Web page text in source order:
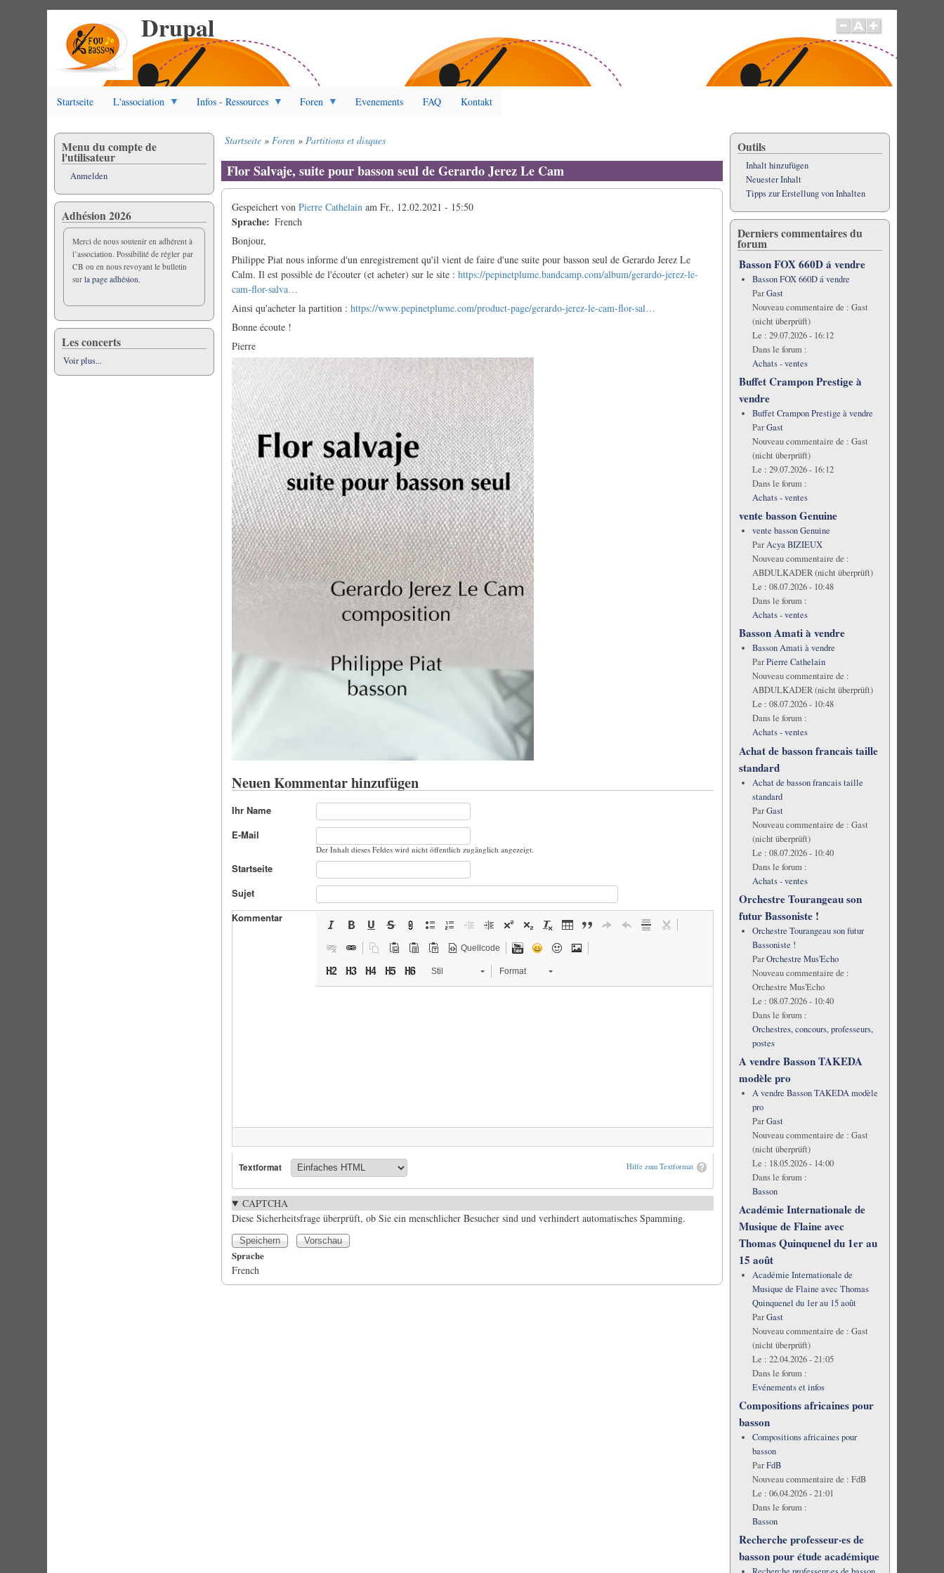
Drupal
Startseite L'association Infos - Ressources Foren Evenements FAQ Kontakt
Startseite Foren Partitions et disques
Flor Salvaje, suite pour basson seul de Gerardo Jerez Le Cam
Gespeichert vonPierre Cathelain amFr., 12.02.2021 - 15:50
Sprache
French
Bonjour,
Philippe Piat nous informe d'un enregistrement qu'il vient de faire d'une suite pour basson seul de Gerardo Jerez Le
Calm. Il est possible de l'écouter (et acheter) sur le site :https://pepinetplume.bandcamp.com/album/gerardo-jerez-le-
cam-flor-salva…
Ainsi qu'acheter la partition :https://www.pepinetplume.com/product-page/gerardo-jerez-le-cam-flor-sal…
Bonne écoute !
Pierre
Neuen Kommentar hinzufügen
Ihr Name
E-Mail
Der Inhalt dieses Feldes wird nicht öffentlich zugänglich angezeigt.
Startseite
Sujet
Kommentar
Quellcode
Stil Format
Hilfe zum Textformat
Textformat
CAPTCHA
Diese Sicherheitsfrage überprüft, ob Sie ein menschlicher Besucher sind und verhindert automatisches Spamming.
Sprache
French
Menu du compte de
l'utilisateur
Anmelden
Adhésion 2026
Merci de nous soutenir en adhérent à
l’association. Possibilité de régler par
CB ou en nous revoyant le bulletin
surla page adhésion.
Les concerts
Voir plus...
Outils
Inhalt hinzufügen
Neuester Inhalt
Tipps zur Erstellung von Inhalten
Derniers commentaires du
forum
Basson FOX 660D á vendre
Basson FOX 660D á vendre
ParGast
Nouveau commentaire de : Gast
(nicht überprüft)
Le : 29.07.2026 - 16:12
Dans le forum :
Achats - ventes
Buffet Crampon Prestige à
vendre
Buffet Crampon Prestige à vendre
ParGast
Nouveau commentaire de : Gast
(nicht überprüft)
Le : 29.07.2026 - 16:12
Dans le forum :
Achats - ventes
vente basson Genuine
vente basson Genuine
ParAcya BIZIEUX
Nouveau commentaire de :
ABDULKADER (nicht überprüft)
Le : 08.07.2026 - 10:48
Dans le forum :
Achats - ventes
Basson Amati à vendre
Basson Amati à vendre
ParPierre Cathelain
Nouveau commentaire de :
ABDULKADER (nicht überprüft)
Le : 08.07.2026 - 10:48
Dans le forum :
Achats - ventes
Achat de basson francais taille
standard
Achat de basson francais taille
standard
ParGast
Nouveau commentaire de : Gast
(nicht überprüft)
Le : 08.07.2026 - 10:40
Dans le forum :
Achats - ventes
Orchestre Tourangeau son
futur Bassoniste !
Orchestre Tourangeau son futur
Bassoniste !
ParOrchestre Mus'Echo
Nouveau commentaire de :
Orchestre Mus'Echo
Le : 08.07.2026 - 10:40
Dans le forum :
Orchestres, concours, professeurs,
postes
A vendre Basson TAKEDA
modèle pro
A vendre Basson TAKEDA modèle
pro
ParGast
Nouveau commentaire de : Gast
(nicht überprüft)
Le : 18.05.2026 - 14:00
Dans le forum :
Basson
Académie Internationale de
Musique de Flaine avec
Thomas Quinquenel du 1er au
15 août
Académie Internationale de
Musique de Flaine avec Thomas
Quinquenel du 1er au 15 août
ParGast
Nouveau commentaire de : Gast
(nicht überprüft)
Le : 22.04.2026 - 21:05
Dans le forum :
Evénements et infos
Compositions africaines pour
basson
Compositions africaines pour
basson
ParFdB
Nouveau commentaire de : FdB
Le : 06.04.2026 - 21:01
Dans le forum :
Basson
Recherche professeur·es de
basson pour étude académique